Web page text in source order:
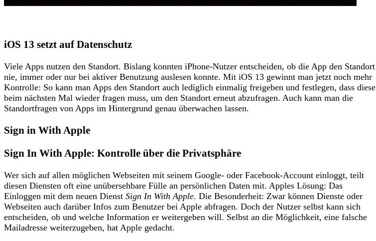
iOS 13 setzt auf Datenschutz
Viele Apps nutzen den Standort. Bislang konnten iPhone-Nutzer entscheiden, ob die App den Standort
nie, immer oder nur bei aktiver Benutzung auslesen konnte. Mit iOS 13 gewinnt man jetzt noch mehr
Kontrolle: So kann man Apps den Standort auch lediglich einmalig freigeben und festlegen, dass diese
beim nächsten Mal wieder fragen muss, um den Standort erneut abzufragen. Auch kann man die
Standortfragen von Apps im Hintergrund genau überwachen lassen.
Sign in With Apple
Sign In With Apple: Kontrolle über die Privatsphäre
Wer sich auf allen möglichen Webseiten mit seinem Google- oder Facebook-Account einloggt, teilt
diesen Diensten oft eine unübersehbare Fülle an persönlichen Daten mit. Apples Lösung: Das
Einloggen mit dem neuen Dienst Sign In With Apple. Die Besonderheit: Zwar können Dienste oder
Webseiten auch darüber Infos zum Benutzer bei Apple abfragen. Doch der Nutzer selbst kann sich
entscheiden, ob und welche Information er weitergeben will. Selbst an die Möglichkeit, eine falsche
Mailadresse weiterzugeben, hat Apple gedacht.